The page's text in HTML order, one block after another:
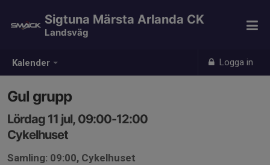
Kalender Logga in
Sigtuna Märsta Arlanda CK
Landsväg
Gul grupp
Lördag 11 jul, 09:00-12:00
Cykelhuset
Samling: 09:00, Cykelhuset